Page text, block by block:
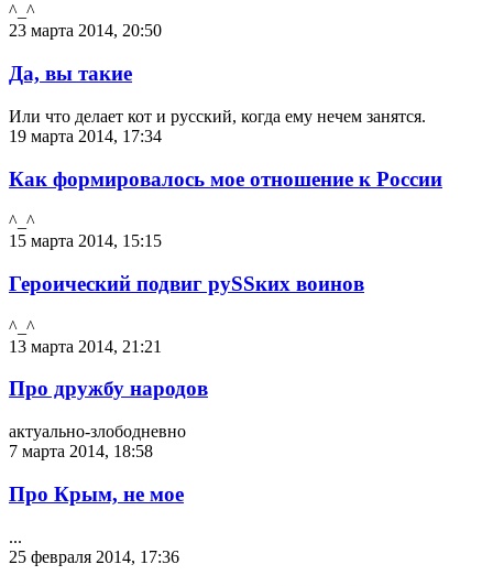
^_^
23 марта 2014, 20:50
Да, вы такие
Или что делает кот и русский, когда ему нечем занятся.
19 марта 2014, 17:34
Как формировалось мое отношение к России
^_^
15 марта 2014, 15:15
Героический подвиг руSSких воинов
^_^
13 марта 2014, 21:21
Про дружбу народов
актуально-злободневно
7 марта 2014, 18:58
Про Крым, не мое
...
25 февраля 2014, 17:36